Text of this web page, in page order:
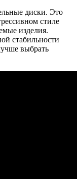
диски. Это
стиле
изделия.
стабильности
выбрать